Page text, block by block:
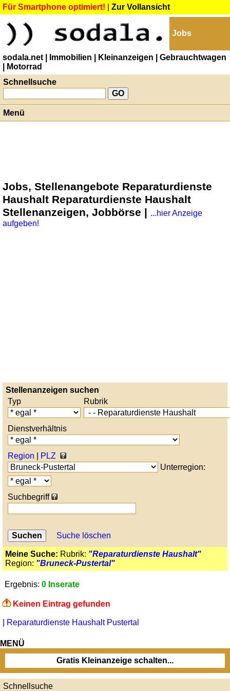
Für Smartphone optimiert! Zur Vollansicht
Jobs
sodala.net | Immobilien | Kleinanzeigen
| Gebrauchtwagen
| Motorrad
Schnellsuche
Menü
Jobs, Stellenangebote Reparaturdienste
Haushalt Reparaturdienste Haushalt
Stellenanzeigen, Jobbörse | ...hier Anzeige
aufgeben!
Stellenanzeigen suchen
Typ
Rubrik
Dienstverhältnis
Region
PLZ
Unterregion:
Suchbegriff
Suche löschen
Meine Suche: Rubrik: "Reparaturdienste Haushalt"
Region: "Bruneck-Pustertal"
Ergebnis: 0 Inserate
Keinen Eintrag gefunden
Reparaturdienste Haushalt Pustertal
MENÜ
Gratis Kleinanzeige schalten...
Schnellsuche